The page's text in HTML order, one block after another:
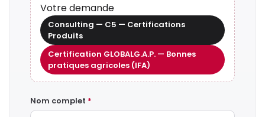
Votre demande
Consulting — C5 — Certifications
Produits
Certification GLOBALG.A.P. — Bonnes
pratiques agricoles (IFA)
Nom complet *